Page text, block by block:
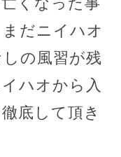
だニイハオ
の風習が残
ハオから入
底して頂き